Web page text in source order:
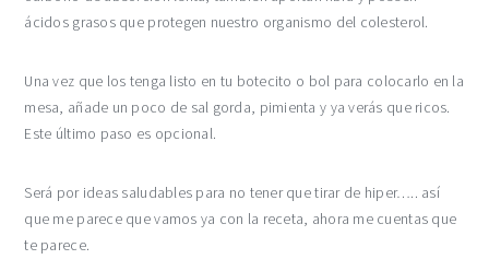
ácidos grasos que protegen nuestro organismo del colesterol.
Una vez que los tenga listo en tu botecito o bol para colocarlo en la
mesa, añade un poco de sal gorda, pimienta y ya verás que ricos.
Este último paso es opcional.
Será por ideas saludables para no tener que tirar de hiper….. así
que me parece que vamos ya con la receta, ahora me cuentas que
te parece.